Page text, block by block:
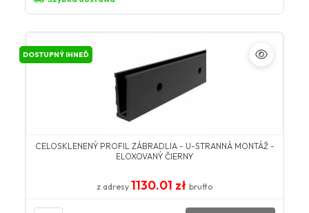
DOSTUPNÝ IHNEĎ
CELOSKLENENÝ PROFIL ZÁBRADLIA - U-STRANNÁ MONTÁŽ -
ELOXOVANÝ ČIERNY
z adresy 1130.01 zł brutto